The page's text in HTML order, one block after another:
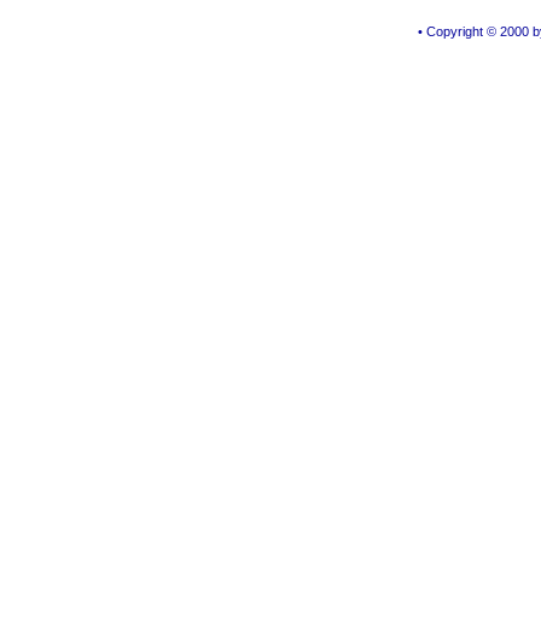
• Copyright © 2000